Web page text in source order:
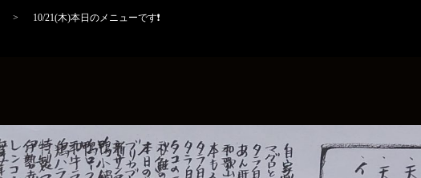
10/21(木)本日のメニューです❗